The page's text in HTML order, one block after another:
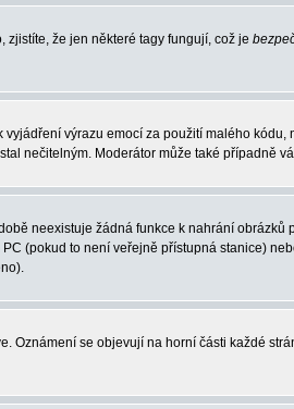
zjistíte, že jen některé tagy fungují, což je
výrazu emocí za použití malého
nečitelným. Moderátor může také případně
neexistuje žádná funkce k nahrání
(pokud to není veřejně přístupná stanice)
Oznámení se objevují na horní části každé